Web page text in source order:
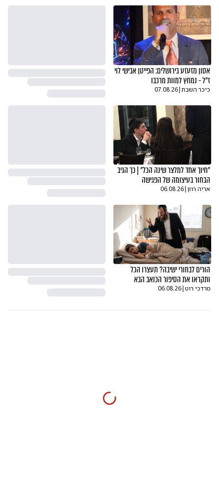
אסון מזעזע בירושלים: הפייטן אבישי לוי
ז"ל - נמחץ למוות מרכבו
כיכר השבת|
07.08.26
"חיוך אחד למלצר שינה הכל" | כך הגיב
הבחור בעיצומה של הפגישה
אריה רוזן|
06.08.26
הורים לבחורי ישיבה? תעצרו הכל
ותקראו את הסיפור הכואב הבא
מרדכי רוט|
06.08.26